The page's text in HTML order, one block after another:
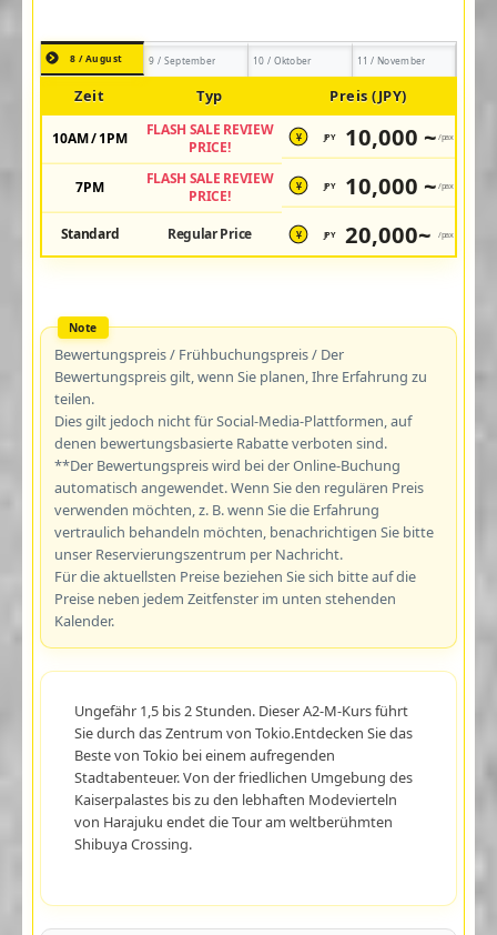
8 / August 9 / September 10 / Oktober 11 / November
Zeit Typ Preis (JPY)
10AM / 1PM
FLASH SALE REVIEW
PRICE!
¥ JPY 10,000 ~ /pax
7PM
FLASH SALE REVIEW
PRICE!
¥ JPY 10,000 ~ /pax
Standard Regular Price ¥ JPY 20,000~ /pax
Bewertungspreis / Frühbuchungspreis / Der
Bewertungspreis gilt, wenn Sie planen, Ihre Erfahrung zu
teilen.
Dies gilt jedoch nicht für Social-Media-Plattformen, auf
denen bewertungsbasierte Rabatte verboten sind.
**Der Bewertungspreis wird bei der Online-Buchung
automatisch angewendet. Wenn Sie den regulären Preis
verwenden möchten, z. B. wenn Sie die Erfahrung
vertraulich behandeln möchten, benachrichtigen Sie bitte
unser Reservierungszentrum per Nachricht.
Für die aktuellsten Preise beziehen Sie sich bitte auf die
Preise neben jedem Zeitfenster im unten stehenden
Kalender.
Ungefähr 1,5 bis 2 Stunden. Dieser A2-M-Kurs führt
Sie durch das Zentrum von Tokio.Entdecken Sie das
Beste von Tokio bei einem aufregenden
Stadtabenteuer. Von der friedlichen Umgebung des
Kaiserpalastes bis zu den lebhaften Modevierteln
von Harajuku endet die Tour am weltberühmten
Shibuya Crossing.